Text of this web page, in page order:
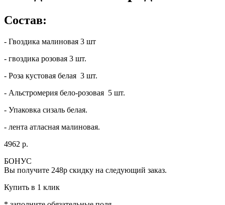
Состав:
- Гвоздика малиновая 3 шт
- гвоздика розовая 3 шт.
- Роза кустовая белая 3 шт.
- Альстромерия бело-розовая 5 шт.
- Упаковка сизаль белая.
- лента атласная малиновая.
4962 р.
БОНУС
Вы получите 248р скидку на следующий заказ.
Купить в 1 клик